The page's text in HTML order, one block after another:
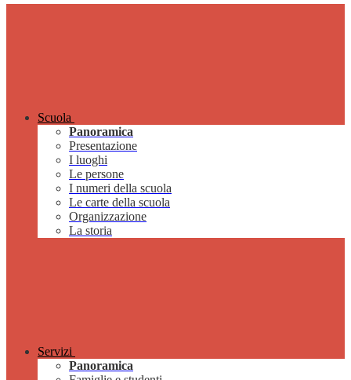
Scuola
Panoramica
Presentazione
I luoghi
Le persone
I numeri della scuola
Le carte della scuola
Organizzazione
La storia
Servizi
Panoramica